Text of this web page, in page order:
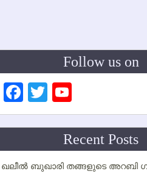
Follow us on
Facebook
Twitter
Channel
Recent Posts
ഖലീല്‍ ബുഖാരി തങ്ങളുടെ അറബി